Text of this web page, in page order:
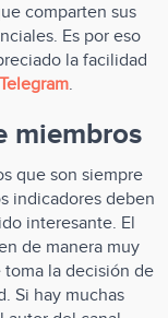
comparten sus
Es por eso
la facilidad
.
miembros
que son siempre
indicadores deben
interesante. El
de manera muy
la decisión de
Si hay muchas